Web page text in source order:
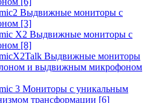
Выдвижные мониторы с
[3]
X2 Выдвижные мониторы с
[8]
Выдвижные мониторы
и выдвижным микрофоном
3 Мониторы с уникальным
трансформации [6]